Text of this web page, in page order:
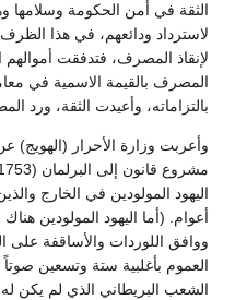
الثقة في أمن الحكومة وسلامها
لاسترداد ودائعهم، في هذا الظرف
لإنقاذ المصرف، فتدفقت أموالهم
المصرف بالقيمة الاسمية في
بالتزاماته، وأعيدت الثقة، ورد
وأعربت وزارة الأحرار (الهويج) عن
اليهود المولودين في الخارج
ووافق اللوردات والأساقفة
العموم بأغلبية ستة وتسعين
الشعب البريطاني الذي لم يكن له